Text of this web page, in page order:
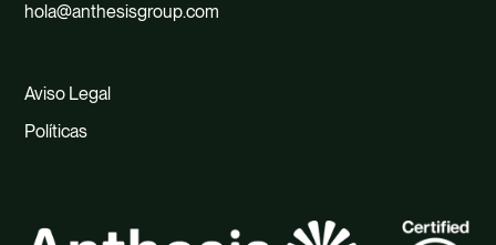
hola@anthesisgroup.com
Aviso Legal
Políticas